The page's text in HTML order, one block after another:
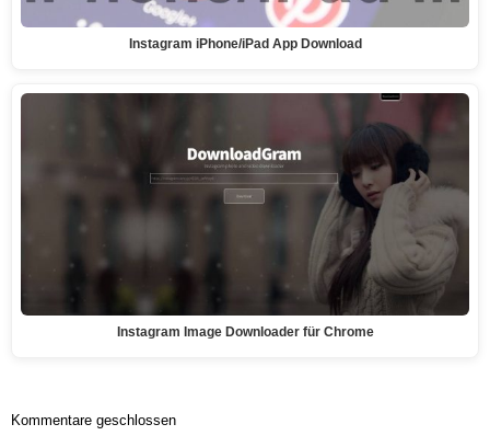
Instagram iPhone/iPad App Download
Instagram Image Downloader für Chrome
Kommentare geschlossen